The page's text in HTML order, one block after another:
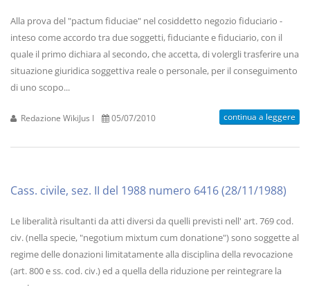
Alla prova del "pactum fiduciae" nel cosiddetto negozio fiduciario -
inteso come accordo tra due soggetti, fiduciante e fiduciario, con il
quale il primo dichiara al secondo, che accetta, di volergli trasferire una
situazione giuridica soggettiva reale o personale, per il conseguimento
di uno scopo...
Redazione WikiJus I 05/07/2010 continua a leggere
Cass. civile, sez. II del 1988 numero 6416 (28/11/1988)
Le liberalità risultanti da atti diversi da quelli previsti nell' art. 769 cod.
civ. (nella specie, "negotium mixtum cum donatione") sono soggette al
regime delle donazioni limitatamente alla disciplina della revocazione
(art. 800 e ss. cod. civ.) ed a quella della riduzione per reintegrare la